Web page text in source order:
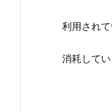
利用され
消耗して